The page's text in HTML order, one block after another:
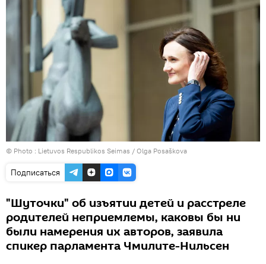
© Photo : Lietuvos Respublikos Seimas / Olga Posaškova
Подписаться
"Шуточки" об изъятии детей и расстреле
родителей неприемлемы, каковы бы ни
были намерения их авторов, заявила
спикер парламента Чмилите-Нильсен